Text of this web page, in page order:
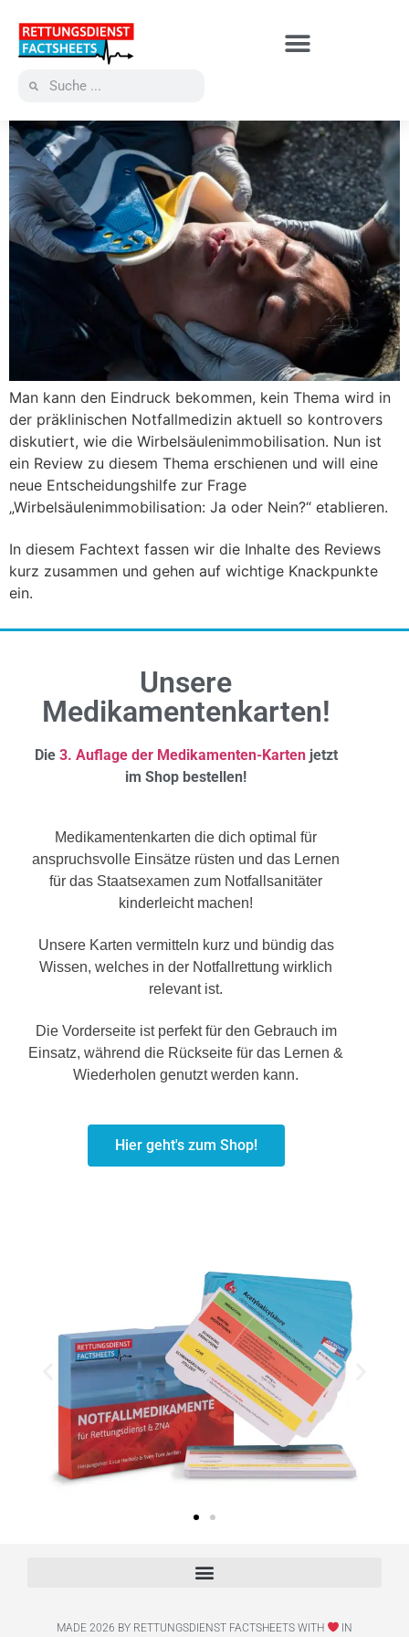
Man kann den Eindruck bekommen, kein Thema wird in
der präklinischen Notfallmedizin aktuell so kontrovers
diskutiert, wie die Wirbelsäulenimmobilisation. Nun ist
ein Review zu diesem Thema erschienen und will eine
neue Entscheidungshilfe zur Frage
„Wirbelsäulenimmobilisation: Ja oder Nein?“ etablieren.
In diesem Fachtext fassen wir die Inhalte des Reviews
kurz zusammen und gehen auf wichtige Knackpunkte
ein.
Unsere
Medikamentenkarten!
Die 3. Auflage der Medikamenten-Kartenjetzt
im Shop bestellen!
Medikamentenkarten die dich optimal für
anspruchsvolle Einsätze rüsten und das Lernen
für das Staatsexamen zum Notfallsanitäter
kinderleicht machen!
Unsere Karten vermitteln kurz und bündig das
Wissen, welches in der Notfallrettung wirklich
relevant ist.
Die Vorderseite ist perfekt für den Gebrauch im
Einsatz, während die Rückseite für das Lernen &
Wiederholen genutzt werden kann.
Hier geht's zum Shop!
MADE 2026 BY RETTUNGSDIENST FACTSHEETS WITH IN